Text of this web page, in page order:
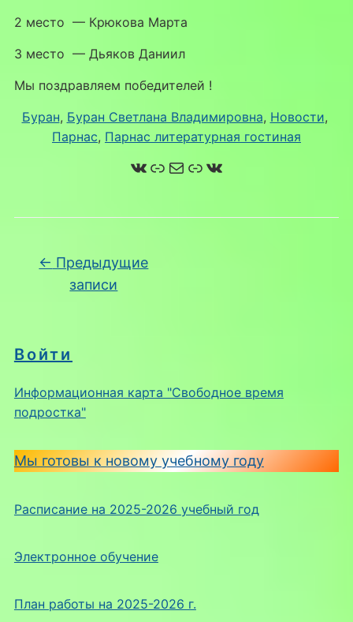
Войти
Информационная карта "Свободное время
подростка"
Мы готовы к новому учебному году
Расписание на 2025-2026 учебный год
Электронное обучение
План работы на 2025-2026 г.
2 место — Крюкова Марта
3 место — Дьяков Даниил
Мы поздравляем победителей !
Буран, Буран Светлана Владимировна, Новости
Парнас, Парнас литературная гостиная
ВКонтакте
Ссылка
Почта
Ссылка
ВКонтакте
Навигация по записям
← Предыдущие
записи